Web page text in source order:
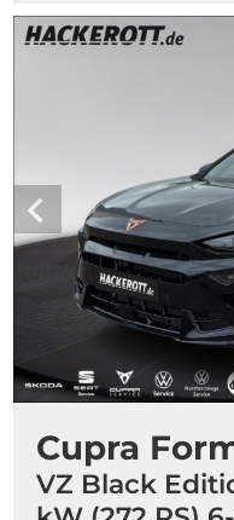
Cupra
VZ Black